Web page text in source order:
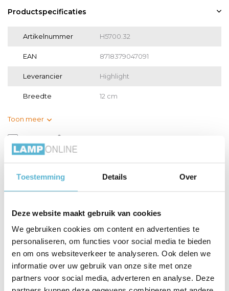
Toestemming Details Over
Deze website maakt gebruik van cookies
We gebruiken cookies om content en advertenties te
personaliseren, om functies voor social media te bieden
en om ons websiteverkeer te analyseren. Ook delen we
informatie over uw gebruik van onze site met onze
partners voor social media, adverteren en analyse. Deze
Productspecificaties
Artikelnummer H5700.32
EAN 8718379047091
Leverancier Highlight
Breedte 12 cm
Toon meer
Gerelateerde artikelen:
LED GU10 lamp 50-
3,8 W...
€7,95
€5,95
Lamp LED Buis 5W
350LM...
€14,95
Lamp LED 4W
180LM 2200...
€12,95